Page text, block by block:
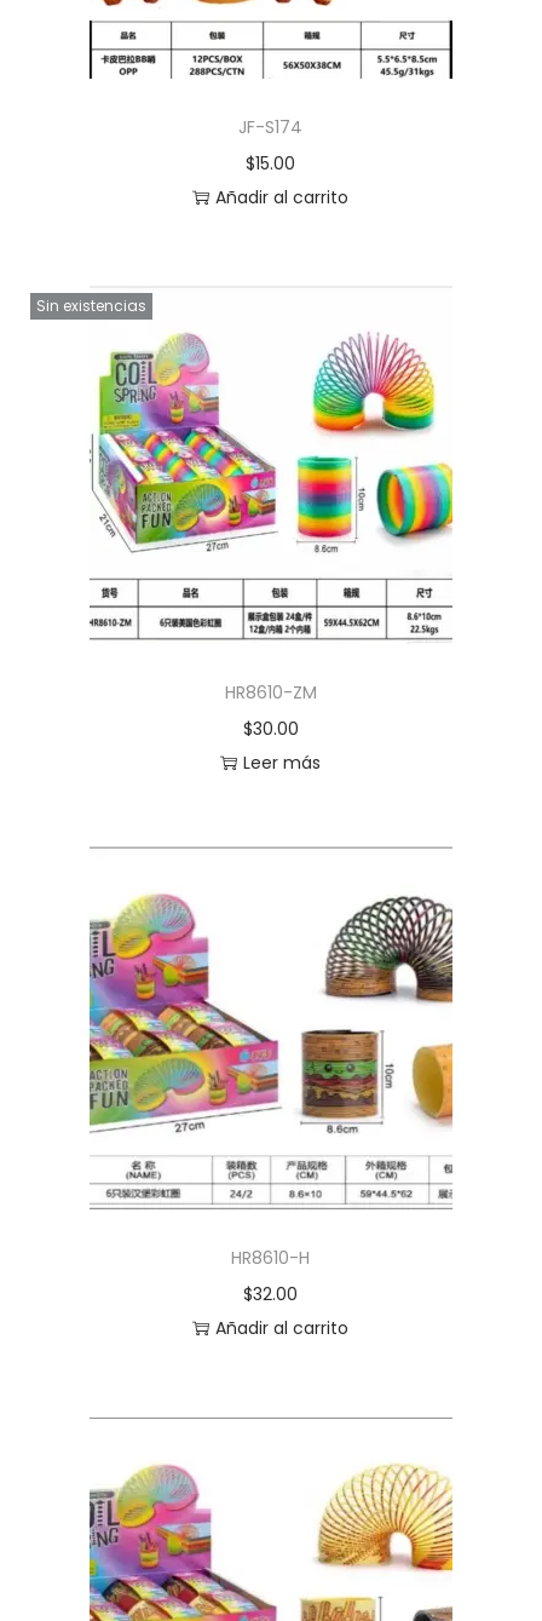
JF-S174
$15.00
Añadir al carrito
Sin existencias
HR8610-ZM
$30.00
Leer más
HR8610-H
$32.00
Añadir al carrito